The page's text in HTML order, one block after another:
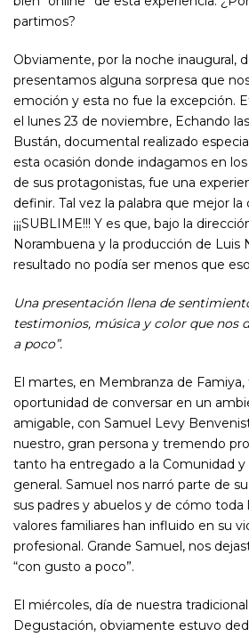
partimos?
Obviamente, por la noche inaugural,
presentamos alguna sorpresa que
emoción y esta no fue la excepción.
el lunes 23 de noviembre, Echando
Bustán, documental realizado
esta ocasión donde indagamos en
de sus protagonistas, fue una
definir. Tal vez la palabra que mejor la
¡¡¡SUBLIME!!! Y es que, bajo la
Norambuena y la producción de Luis
resultado no podía ser menos que
Una presentación llena de
testimonios, música y color que nos
a poco”.
El martes, en Membranza de
oportunidad de conversar en un
amigable, con Samuel Levy
nuestro, gran persona y tremendo
tanto ha entregado a la Comunidad y
general. Samuel nos narró parte de
sus padres y abuelos y de cómo toda
valores familiares han influido en su
profesional. Grande Samuel, nos
“con gusto a poco”.
El miércoles, día de nuestra
Degustación, obviamente estuvo